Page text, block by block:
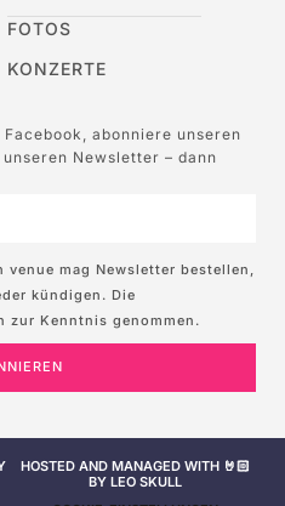
FOTOS
KONZERTE
abonniere unseren
Newsletter – dann
mag Newsletter bestellen,
kündigen. Die
zur Kenntnis genommen.
HOSTED AND MANAGED WITH 🤘🏻
BY LEO SKULL